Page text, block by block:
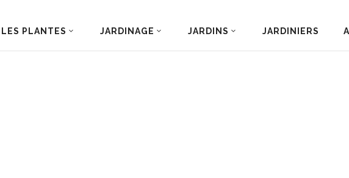
LES PLANTES JARDINAGE JARDINS JARDINIERS